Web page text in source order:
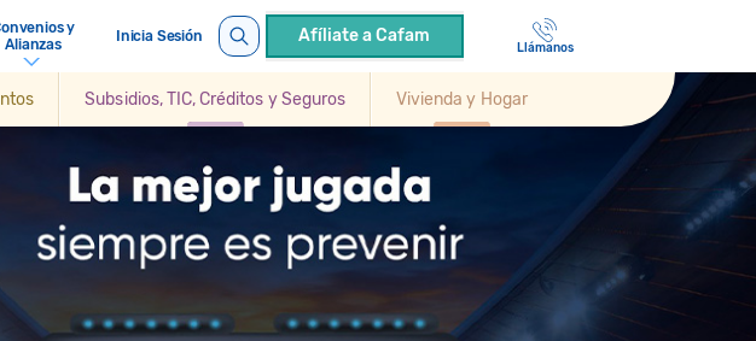
Llámanos
y
Alianzas
Inicia Sesión Afíliate a Cafam
Subsidios, TIC, Créditos y Seguros Vivienda y Hogar